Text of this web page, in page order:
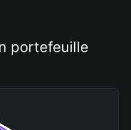
portefeuille